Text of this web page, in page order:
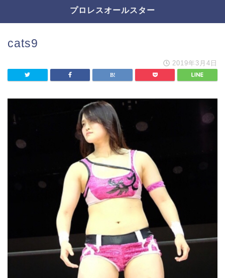
プロレスオールスター
cats9
2019年3月4日